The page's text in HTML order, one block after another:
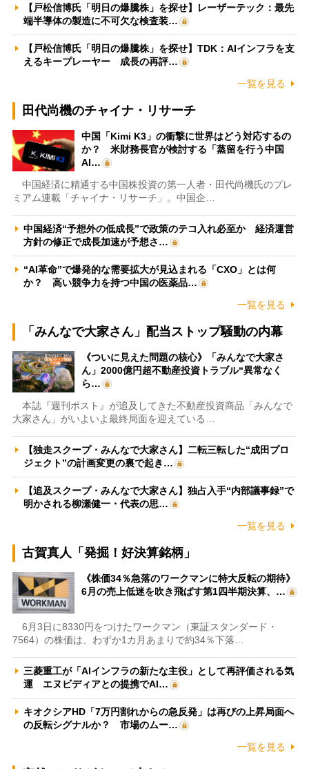
【戸松信博氏「明日の爆騰株」を探せ】レーザーテック：最先
端半導体の製造に不可欠な検査装…
【戸松信博氏「明日の爆騰株」を探せ】TDK：AIインフラを支
えるキープレーヤー 成長の再評…
一覧を見る
田代尚機のチャイナ・リサーチ
中国「Kimi K3」の衝撃に世界はどう対応するの
か？ 米財務長官が検討する「蒸留を行う中国
AI…
中国経済に精通する中国株投資の第一人者・田代尚機氏のプレ
ミアム連載「チャイナ・リサーチ」。中国企…
中国経済“予想外の低成長”で政策のテコ入れ必至か 経済運営
方針の修正で成長加速が予想さ…
“AI革命”で爆発的な需要拡大が見込まれる「CXO」とは何
か？ 高い競争力を持つ中国の医薬品…
一覧を見る
「みんなで大家さん」配当ストップ騒動の内幕
《ついに見えた問題の核心》「みんなで大家さ
ん」2000億円超不動産投資トラブル“異常なく
ら…
本誌『週刊ポスト』が追及してきた不動産投資商品「みんなで
大家さん」がいよいよ最終局面を迎えている…
【独走スクープ・みんなで大家さん】二転三転した“成田プロ
ジェクト”の計画変更の裏で起き…
【追及スクープ・みんなで大家さん】独占入手“内部議事録”で
明かされる柳瀬健一・代表の思…
一覧を見る
古賀真人「発掘！好決算銘柄」
《株価34％急落のワークマンに特大反転の期待》
6月の売上低迷を吹き飛ばす第1四半期決算、…
6月3日に8330円をつけたワークマン（東証スタンダード・
7564）の株価は、わずか1カ月あまりで約34％下落…
三菱重工が「AIインフラの新たな主役」として再評価される気
運 エヌビディアとの提携でAI…
キオクシアHD「7万円割れからの急反発」は再びの上昇局面へ
の反転シグナルか？ 市場のムー…
一覧を見る